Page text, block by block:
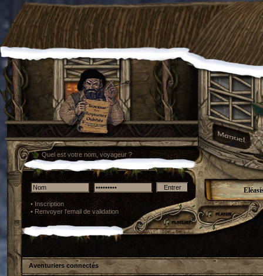
Quel est votre nom, voyageur ?
• Inscription
• Renvoyer l'email de validation
Aventuriers connectés